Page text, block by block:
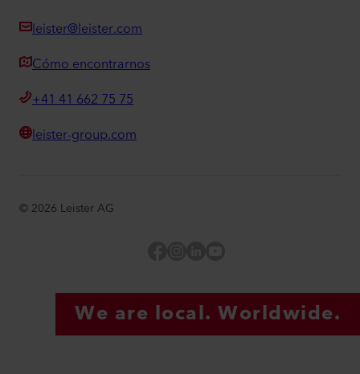
leister@leister.com
Cómo encontrarnos
+41 41 662 75 75
leister-group.com
© 2026 Leister AG
We are local. Worldwide.